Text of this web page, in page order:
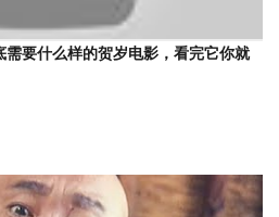
需要什么样的贺岁电影，看完它你就